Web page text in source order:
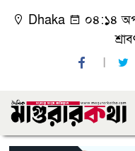
Dhaka
০৪:১৪